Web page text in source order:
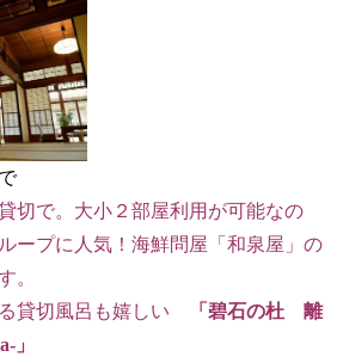
切で。大小２部屋利用が可能なの
ープに人気！海鮮問屋「和泉屋」の
。
貸切風呂も嬉しい
「碧石の杜 離
」